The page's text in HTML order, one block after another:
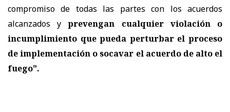
compromiso de todas las partes con los acuerdos
alcanzados yprevengan cualquier violación o
incumplimiento que pueda perturbar el proceso
de implementación o socavar el acuerdo de alto el
fuego".